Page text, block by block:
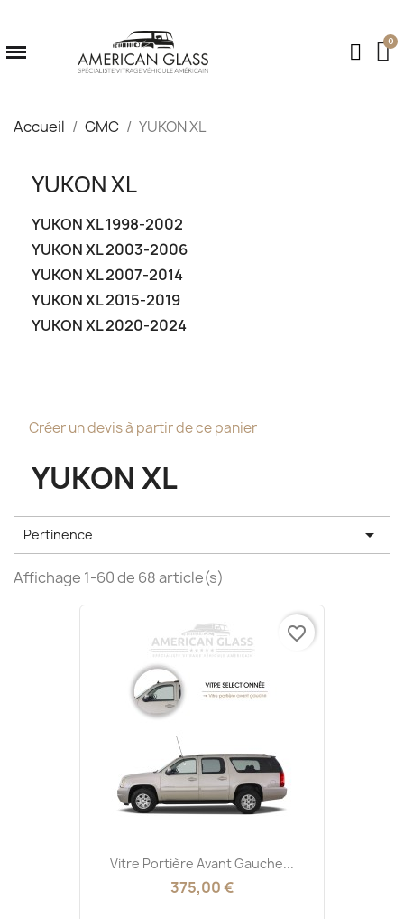
Accueil GMC YUKON XL
YUKON XL
YUKON XL 1998-2002
YUKON XL 2003-2006
YUKON XL 2007-2014
YUKON XL 2015-2019
YUKON XL 2020-2024
Créer un devis à partir de ce panier
YUKON XL
Pertinence 
Affichage 1-60 de 68 article(s)
Vitre Portière Avant Gauche...
375,00 €
favorite_border